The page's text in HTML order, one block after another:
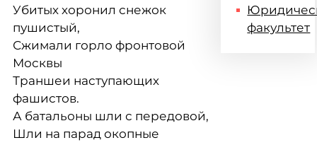
Убитых хоронил снежок
пушистый,
Сжимали горло фронтовой
Москвы
Траншеи наступающих
фашистов.
А батальоны шли с передовой,
Шли на парад окопные
факультет